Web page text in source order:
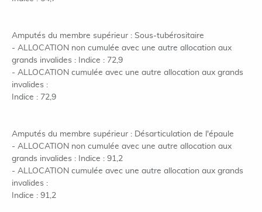
Amputés du membre supérieur : Sous-tubérositaire
- ALLOCATION non cumulée avec une autre allocation aux
grands invalides : Indice : 72,9
- ALLOCATION cumulée avec une autre allocation aux grands
invalides :
Indice : 72,9
Amputés du membre supérieur : Désarticulation de l'épaule
- ALLOCATION non cumulée avec une autre allocation aux
grands invalides : Indice : 91,2
- ALLOCATION cumulée avec une autre allocation aux grands
invalides :
Indice : 91,2